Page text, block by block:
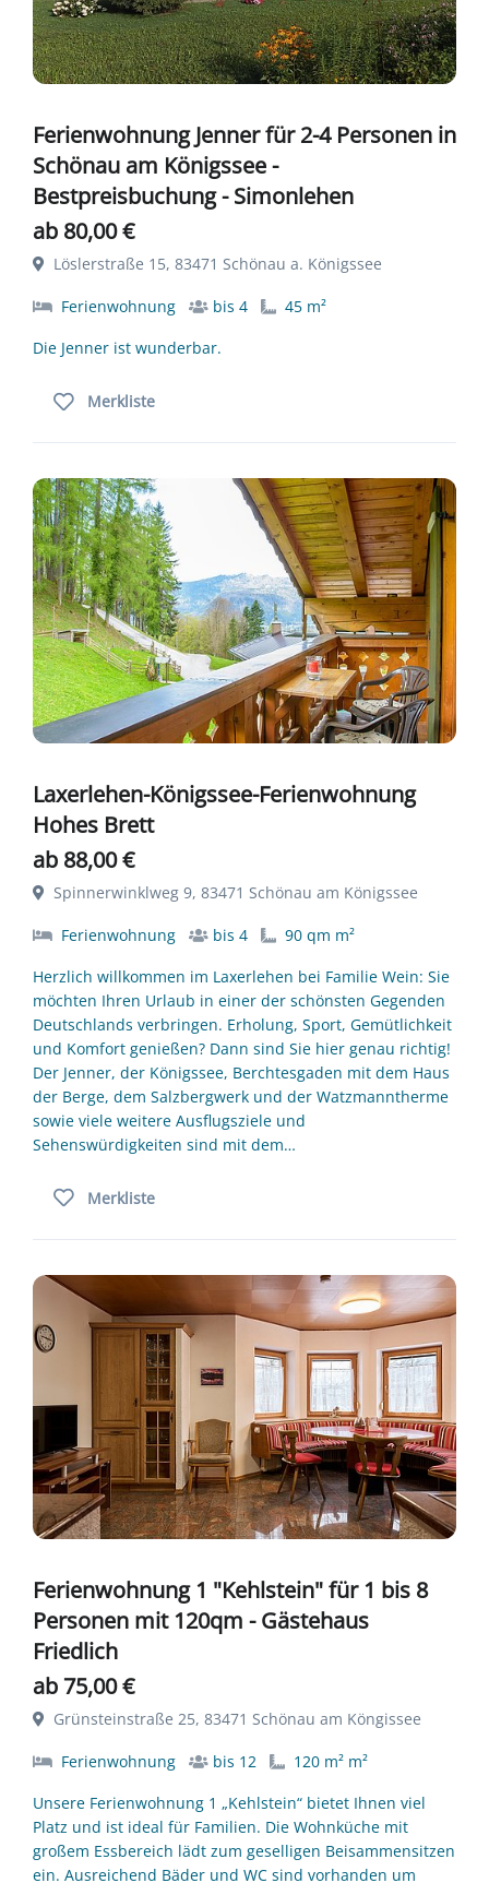
Ferienwohnung Jenner für 2-4 Personen in
Schönau am Königssee -
Bestpreisbuchung - Simonlehen
ab 80,00 €
Löslerstraße 15, 83471 Schönau a. Königssee
Ferienwohnung bis 4
45 m²
Die Jenner ist wunderbar.
Merkliste
Laxerlehen-Königssee-Ferienwohnung
Hohes Brett
ab 88,00 €
Spinnerwinklweg 9, 83471 Schönau am Königssee
Ferienwohnung bis 4
90 qm m²
Herzlich willkommen im Laxerlehen bei Familie Wein: Sie
möchten Ihren Urlaub in einer der schönsten Gegenden
Deutschlands verbringen. Erholung, Sport, Gemütlichkeit
und Komfort genießen? Dann sind Sie hier genau richtig!
Der Jenner, der Königssee, Berchtesgaden mit dem Haus
der Berge, dem Salzbergwerk und der Watzmanntherme
sowie viele weitere Ausflugsziele und
Sehenswürdigkeiten sind mit dem…
Merkliste
Ferienwohnung 1 "Kehlstein" für 1 bis 8
Personen mit 120qm - Gästehaus
Friedlich
ab 75,00 €
Grünsteinstraße 25, 83471 Schönau am Köngissee
Ferienwohnung bis 12
120 m² m²
Unsere Ferienwohnung 1 „Kehlstein“ bietet Ihnen viel
Platz und ist ideal für Familien. Die Wohnküche mit
großem Essbereich lädt zum geselligen Beisammensitzen
ein. Ausreichend Bäder und WC sind vorhanden um